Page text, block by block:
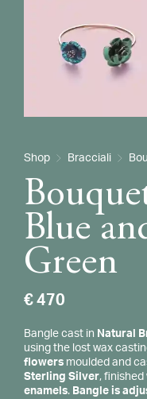
Shop Bracciali
Blue
Green
€ 470
Bangle cast in Natural
using the lost wax
flowers moulded and
Sterling Silver, finished
enamels. Bangle is